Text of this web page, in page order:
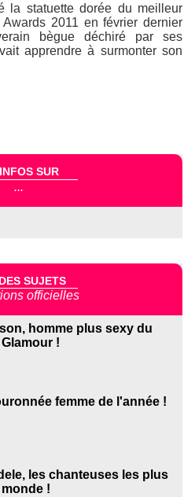
la statuette dorée du meilleur
2011 en février dernier
bègue déchiré par ses
apprendre à surmonter son
SUR
...
SUJETS
officielles
homme plus sexy du
!
femme de l'année !
les chanteuses les plus
!